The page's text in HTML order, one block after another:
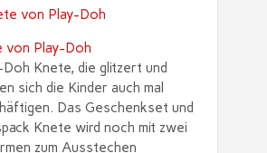
von Play-Doh
Knete, die glitzert und
sich die Kinder auch mal
Das Geschenkset und
Knete wird noch mit zwei
zum Ausstechen